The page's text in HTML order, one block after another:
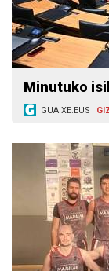
Minutuko
GUAIXE.EUS